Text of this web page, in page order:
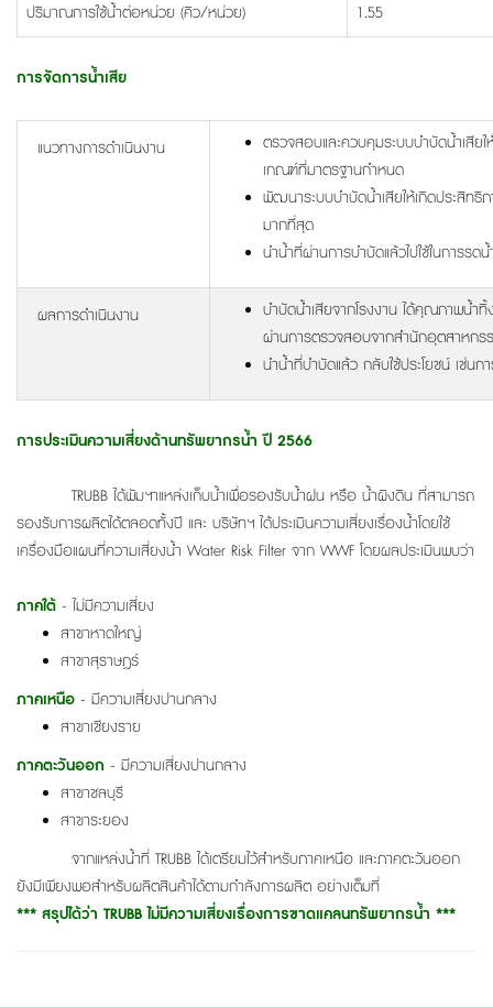
ปริมาณการใช้น้ำต่อหน่วย (คิว/หน่วย) 1.55
การจัดการน้ำเสีย
แนวทางการดำเนินงาน
ตรวจสอบและควบคุมระบบบำบัดน้ำเสี
เกณฑ์ที่มาตรฐานกำหนด
พัฒนาระบบบำบัดน้ำเสียให้เกิดประสิทธิ
มากที่สุด
นำน้ำที่ผ่านการบำบัดแล้วไปใช้ในการรด
ผลการดำเนินงาน
บำบัดน้ำเสียจากโรงงาน ได้คุณภาพน้ำ
ผ่านการตรวจสอบจากสำนักอุตสาหกร
นำน้ำที่บำบัดแล้ว กลับใช้ประโยชน์ เช่น
การประเมินความเสี่ยงด้านทรัพยากรน้ำ ปี 2566
TRUBB ได้พัมฯาแหล่งเก็บน้ำเพื่อรองรับน้ำฝน หรือ น้ำผิงดิน ที่สามารถ
รองรับการผลิตได้ตลอดทั้งปี และ บริษัทฯ ได้ประเมินความเสี่ยงเรื่องน้ำโดยใช้
เครื่องมือแผนที่ความเสี่ยงน้ำ Water Risk Filter จาก WWF โดยผลประเมินพบว่า
ภาคใต้ - ไม่มีความเสี่ยง
สาขาหาดใหญ่
สาขาสุราษฎร์
ภาคเหนือ - มีความเสี่ยงปานกลาง
สาขาเชียงราย
ภาคตะวันออก - มีความเสี่ยงปานกลาง
สาขาชลบุรี
สาขาระยอง
จากแหล่งน้ำที่ TRUBB ได้เตรียมไว้สำหรับภาคเหนือ และภาคตะวันออก
ยังมีเพียงพอสำหรับผลิตสินค้าได้ตามกำลังการผลิต อย่างเต็มที่
*** สรุปได้ว่า TRUBB ไม่มีความเสี่ยงเรื่องการขาดแคลนทรัพยากรน้ำ ***